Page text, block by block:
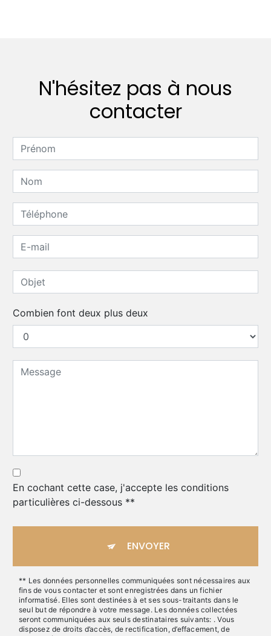
N'hésitez pas à nous
contacter
Combien font deux plus deux
En cochant cette case, j'accepte les conditions
particulières ci-dessous **
ENVOYER
** Les données personnelles communiquées sont nécessaires aux
fins de vous contacter et sont enregistrées dans un fichier
informatisé. Elles sont destinées à et ses sous-traitants dans le
seul but de répondre à votre message. Les données collectées
seront communiquées aux seuls destinataires suivants: . Vous
disposez de droits d’accès, de rectification, d’effacement, de